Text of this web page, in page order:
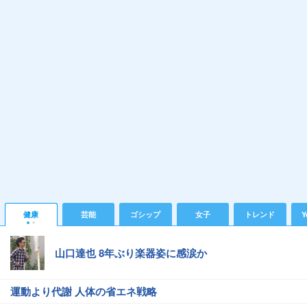
健康 芸能 ゴシップ 女子 トレンド
山口達也 8年ぶり楽器姿に感涙か
運動より代謝 人体の省エネ戦略